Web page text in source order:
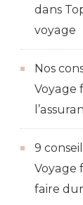
dans
voyage
Nos
Voyage
9
Voyage
faire